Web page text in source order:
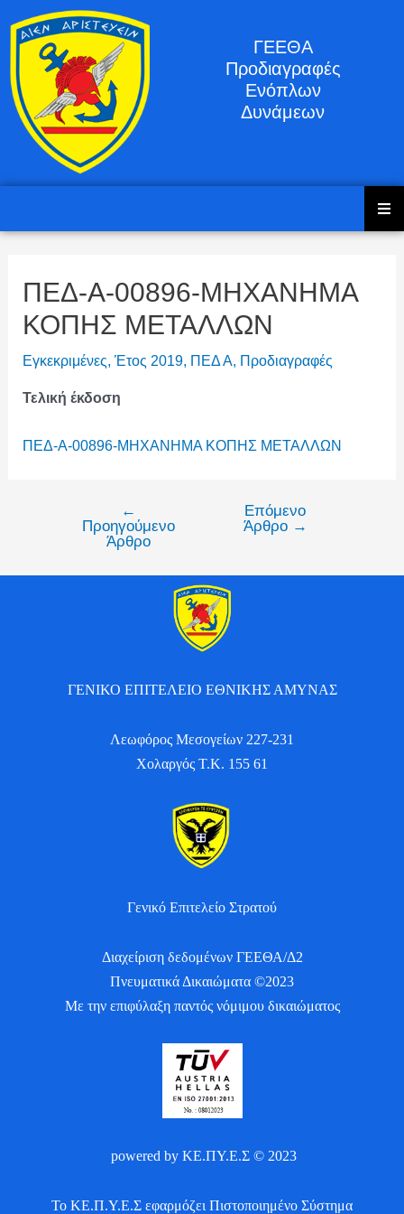
ΓΕΕΘΑ
Προδιαγραφές
Ενόπλων
Δυνάμεων
ΠΕΔ-Α-00896-ΜΗΧΑΝΗΜΑ
ΚΟΠΗΣ ΜΕΤΑΛΛΩΝ
Εγκεκριμένες, Έτος 2019, ΠΕΔ Α, Προδιαγραφές
Τελική έκδοση
ΠΕΔ-Α-00896-ΜΗΧΑΝΗΜΑ ΚΟΠΗΣ ΜΕΤΑΛΛΩΝ
←
Προηγούμενο
Άρθρο
Επόμενο
Άρθρο →
ΓΕΝΙΚΟ ΕΠΙΤΕΛΕΙΟ ΕΘΝΙΚΗΣ ΑΜΥΝΑΣ
Λεωφόρος Μεσογείων 227-231
Χολαργός Τ.Κ. 155 61
Γενικό Επιτελείο Στρατού
Διαχείριση δεδομένων ΓΕΕΘΑ/Δ2
Πνευματικά Δικαιώματα ©2023
Με την επιφύλαξη παντός νόμιμου δικαιώματος
powered by ΚΕ.ΠΥ.Ε.Σ © 2023
Το ΚΕ.Π.Υ.Ε.Σ εφαρμόζει Πιστοποιημένο Σύστημα